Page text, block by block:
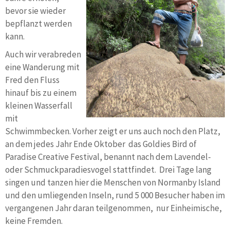
bevor sie wieder
bepflanzt werden
kann.
Auch wir verabreden
eine Wanderung mit
Fred den Fluss
hinauf bis zu einem
kleinen Wasserfall
mit
Schwimmbecken. Vorher zeigt er uns auch noch den Platz,
an dem jedes Jahr Ende Oktober das Goldies Bird of
Paradise Creative Festival, benannt nach dem Lavendel-
oder Schmuckparadiesvogel stattfindet. Drei Tage lang
singen und tanzen hier die Menschen von Normanby Island
und den umliegenden Inseln, rund 5 000 Besucher haben im
vergangenen Jahr daran teilgenommen, nur Einheimische,
keine Fremden.